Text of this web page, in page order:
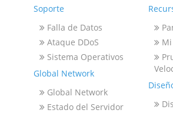
Soporte
Falla de Datos
Ataque DDoS
Sistema Operativos
Global Network
Global Network
Estado del Servidor